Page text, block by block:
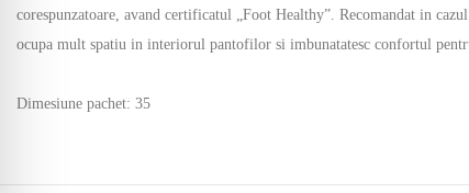
corespunzatoare, avand certificatul „Foot Healthy”. Recomandat in
ocupa mult spatiu in interiorul pantofilor si imbunatatesc confortul
Dimesiune pachet: 35